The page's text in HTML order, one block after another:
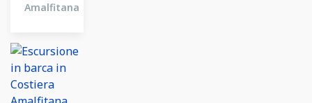
Amalfitana